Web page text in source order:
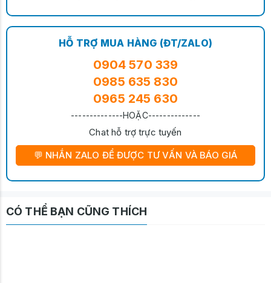
HỖ TRỢ MUA HÀNG (ĐT/ZALO)
0904 570 339
0985 635 830
0965 245 630
--------------HOẶC--------------
Chat hỗ trợ trực tuyến
💬 NHẮN ZALO ĐỂ ĐƯỢC TƯ VẤN VÀ BÁO GIÁ
CÓ THỂ BẠN CŨNG THÍCH